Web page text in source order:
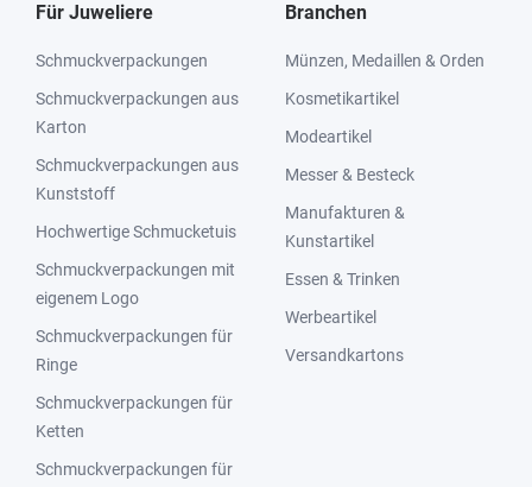
Für Juweliere
Schmuckverpackungen
Schmuckverpackungen aus
Karton
Schmuckverpackungen aus
Kunststoff
Hochwertige Schmucketuis
Schmuckverpackungen mit
eigenem Logo
Schmuckverpackungen für
Ringe
Schmuckverpackungen für
Ketten
Schmuckverpackungen für
Branchen
Münzen, Medaillen & Orden
Kosmetikartikel
Modeartikel
Messer & Besteck
Manufakturen &
Kunstartikel
Essen & Trinken
Werbeartikel
Versandkartons